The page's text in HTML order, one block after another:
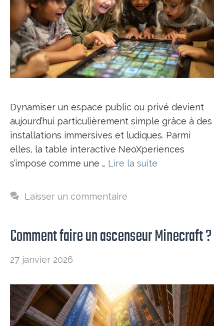
Dynamiser un espace public ou privé devient
aujourd’hui particulièrement simple grâce à des
installations immersives et ludiques. Parmi
elles, la table interactive NeoXperiences
s’impose comme une … Lire la suite
Laisser un commentaire
Comment faire un ascenseur Minecraft ?
27 janvier 2026